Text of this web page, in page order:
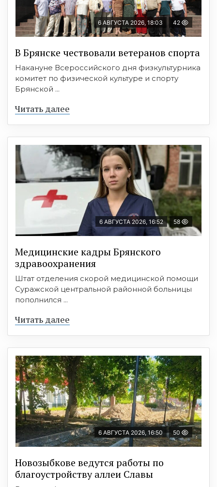
6 АВГУСТА 2026, 18:03 42
В Брянске чествовали ветеранов спорта
Накануне Всероссийского дня физкультурника
комитет по физической культуре и спорту
Брянской ...
Читать далее
6 АВГУСТА 2026, 16:52 58
Медицинские кадры Брянского
здравоохранения
Штат отделения скорой медицинской помощи
Суражской центральной районной больницы
пополнился ...
Читать далее
6 АВГУСТА 2026, 16:50 50
Новозыбкове ведутся работы по
благоустройству аллеи Славы